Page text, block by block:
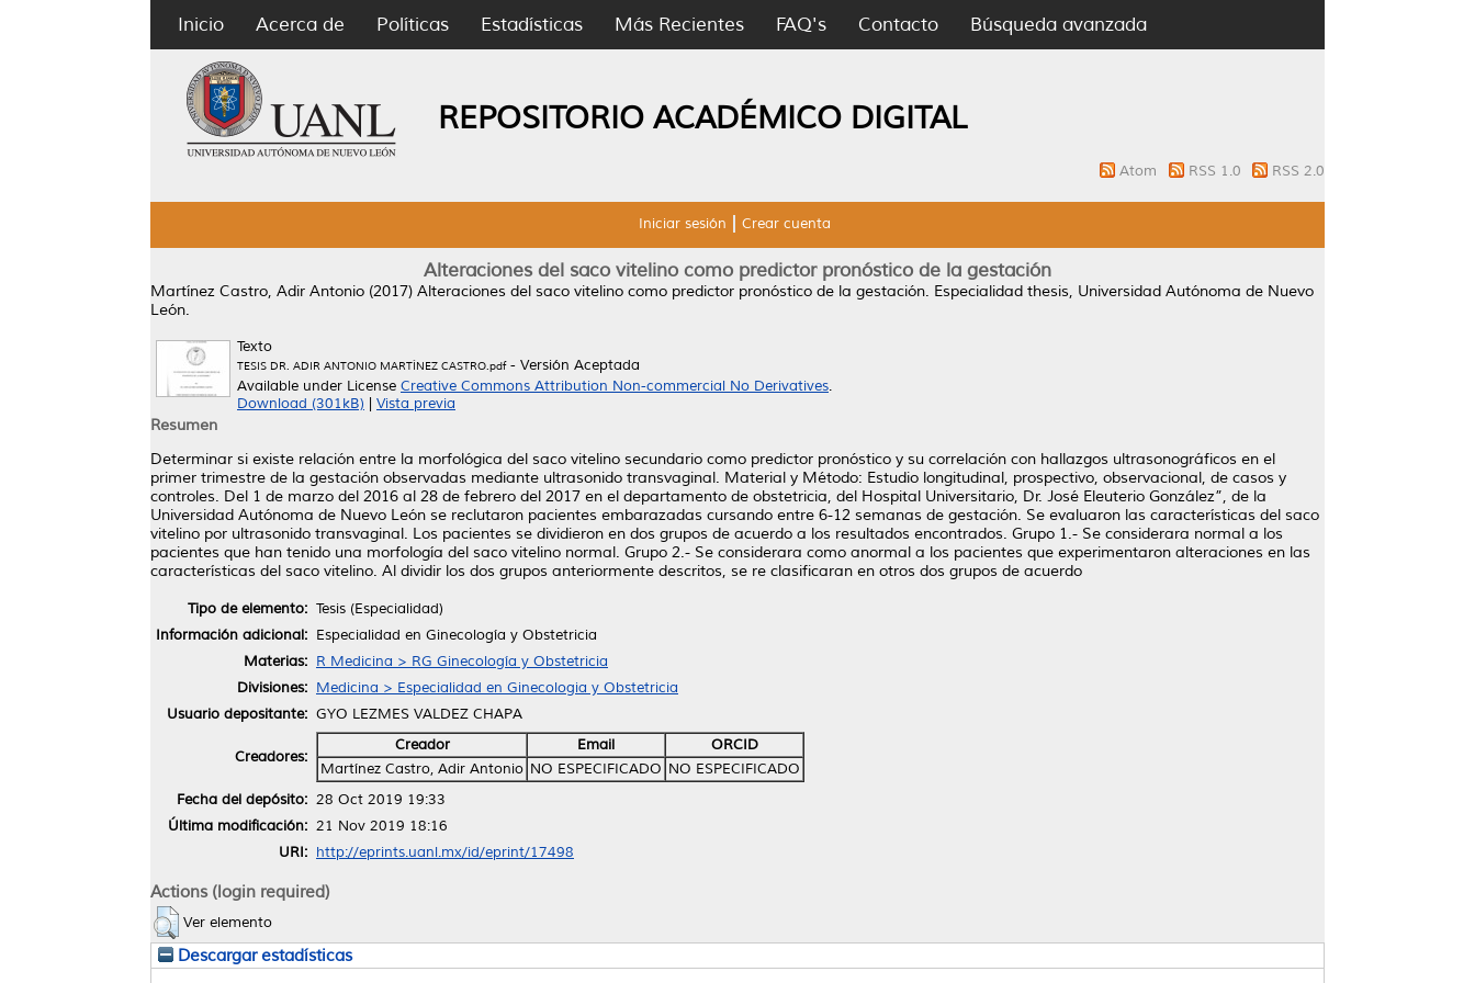
Inicio Acerca de Políticas Estadísticas Más Recientes FAQ's Contacto Búsqueda avanzada
REPOSITORIO ACADÉMICO DIGITAL
Atom RSS 1.0 RSS 2.0
Iniciar sesión Crear cuenta
Alteraciones del saco vitelino como predictor pronóstico de la gestación
Martínez Castro, Adir Antonio (2017) Alteraciones del saco vitelino como predictor pronóstico de la gestación. Especialidad thesis, Universidad Autónoma de Nuevo
León.
Texto
TESIS DR. ADIR ANTONIO MARTÍNEZ CASTRO.pdf- Versión Aceptada
Available under License Creative Commons Attribution Non-commercial No Derivatives.
Download (301kB)
Vista previa
Resumen
Determinar si existe relación entre la morfológica del saco vitelino secundario como predictor pronóstico y su correlación con hallazgos ultrasonográficos en el
primer trimestre de la gestación observadas mediante ultrasonido transvaginal. Material y Método: Estudio longitudinal, prospectivo, observacional, de casos y
controles. Del 1 de marzo del 2016 al 28 de febrero del 2017 en el departamento de obstetricia, del Hospital Universitario, Dr. José Eleuterio González”, de la
Universidad Autónoma de Nuevo León se reclutaron pacientes embarazadas cursando entre 6-12 semanas de gestación. Se evaluaron las características del saco
vitelino por ultrasonido transvaginal. Los pacientes se dividieron en dos grupos de acuerdo a los resultados encontrados. Grupo 1.- Se considerara normal a los
pacientes que han tenido una morfología del saco vitelino normal. Grupo 2.- Se considerara como anormal a los pacientes que experimentaron alteraciones en las
características del saco vitelino. Al dividir los dos grupos anteriormente descritos, se re clasificaran en otros dos grupos de acuerdo
Tipo de elemento: Tesis (Especialidad)
Información adicional: Especialidad en Ginecología y Obstetricia
Materias: R Medicina > RG Ginecología y Obstetricia
Divisiones: Medicina > Especialidad en Ginecologia y Obstetricia
Usuario depositante: GYO LEZMES VALDEZ CHAPA
Creadores:
Creador Email
ORCID
Martínez Castro, Adir Antonio NO ESPECIFICADO NO ESPECIFICADO
Fecha del depósito: 28 Oct 2019 19:33
Última modificación: 21 Nov 2019 18:16
URI: http://eprints.uanl.mx/id/eprint/17498
Actions (login required)
Ver elemento
Descargar estadísticas